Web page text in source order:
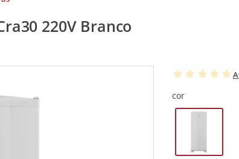
220V Branco
cor